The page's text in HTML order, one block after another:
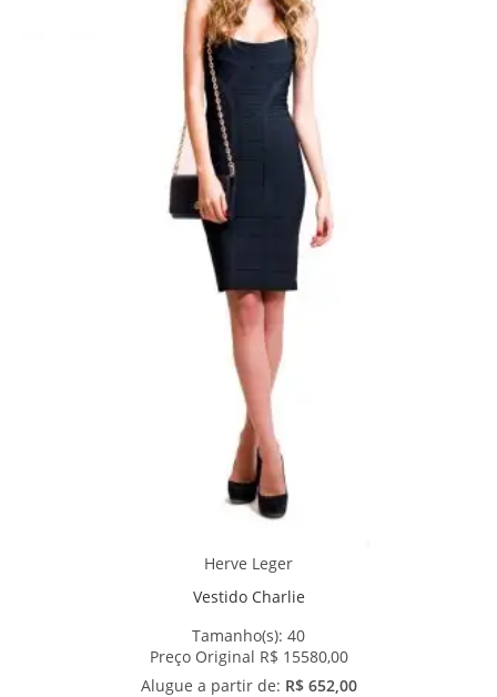
Herve Leger
Vestido Charlie
Tamanho(s): 40
Preço Original R$ 15580,00
Alugue a partir de: R$ 652,00